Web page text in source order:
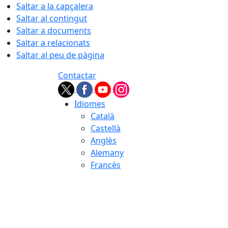
Saltar a la capçalera
Saltar al contingut
Saltar a documents
Saltar a relacionats
Saltar al peu de pàgina
Contactar
Idiomes
Català
Castellà
Anglès
Alemany
Francès